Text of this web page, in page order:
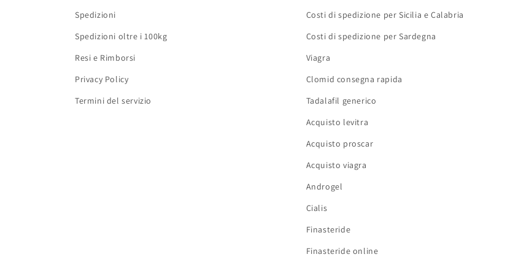
Spedizioni
Spedizioni oltre i 100kg
Resi e Rimborsi
Privacy Policy
Termini del servizio
Costi di spedizione per Sicilia e Calabria
Costi di spedizione per Sardegna
Viagra
Clomid consegna rapida
Tadalafil generico
Acquisto levitra
Acquisto proscar
Acquisto viagra
Androgel
Cialis
Finasteride
Finasteride online